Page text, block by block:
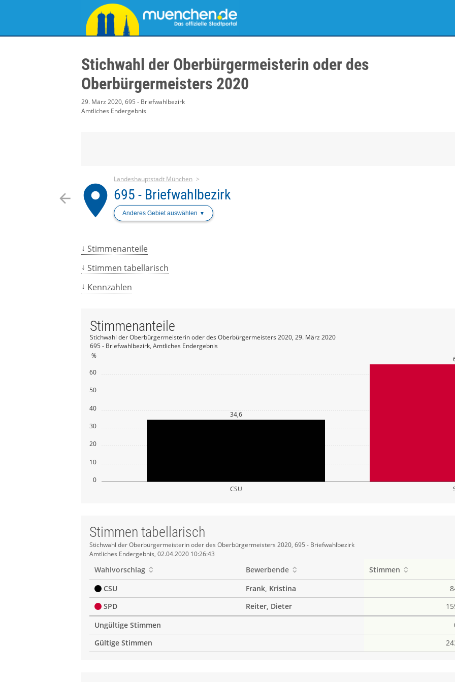
Stichwahl der Oberbürgermeisterin oder des
Oberbürgermeisters 2020
29. März 2020, 695 - Briefwahlbezirk
Amtliches Endergebnis
arrow_back place
Landeshauptstadt München
695 - Briefwahlbezirk
Anderes Gebiet auswählen
Stimmenanteile
Stimmen tabellarisch
Kennzahlen
0
10
20
30
40
50
60
%
CSU
34,6
Stimmenanteile
Stichwahl der Oberbürgermeisterin oder des Oberbürgermeisters 2020, 29. März 2020
695 - Briefwahlbezirk, Amtliches Endergebnis
Stimmen tabellarisch
Stimmen
tabellarisch
Stichwahl der Oberbürgermeisterin oder des Oberbürgermeisters 2020, 695 - Briefwahlbezirk
Amtliches Endergebnis, 02.04.2020 10:26:43
Wahlvorschlag Bewerbende Stimmen
CSU
Frank, Kristina
SPD
Reiter, Dieter
Ungültige Stimmen
Gültige Stimmen